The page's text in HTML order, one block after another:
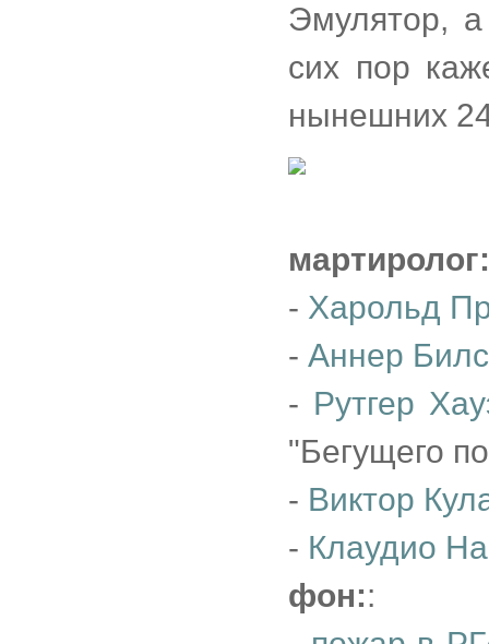
Эмулятор,
сих пор
нынешних
мартиролог:
- Харольд
- Аннер
- Рутгер
"Бегущего
- Виктор
- Клаудио
фон::